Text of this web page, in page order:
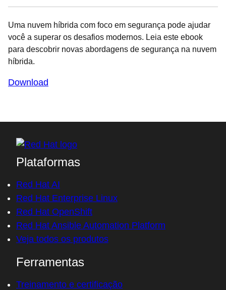
Uma nuvem híbrida com foco em segurança pode ajudar
você a superar os desafios modernos. Leia este ebook
para descobrir novas abordagens de segurança na nuvem
híbrida.
Download
Plataformas
Red Hat AI
Red Hat Enterprise Linux
Red Hat OpenShift
Red Hat Ansible Automation Platform
Veja todos os produtos
Ferramentas
Treinamento e certificação